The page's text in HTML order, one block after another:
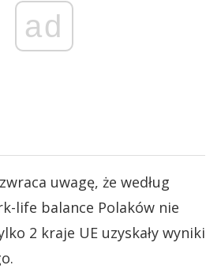
ad
uwagę, że według
life balance Polaków nie
2 kraje UE uzyskały wyniki